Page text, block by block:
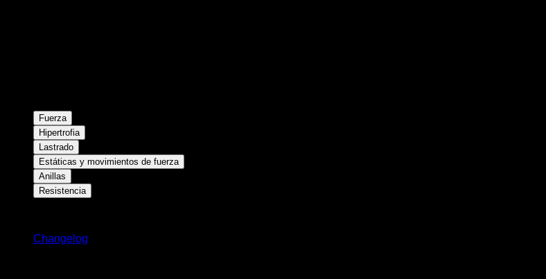
Fuerza
Hipertrofia
Lastrado
Estáticas y movimientos de fuerza
Anillas
Resistencia
Changelog